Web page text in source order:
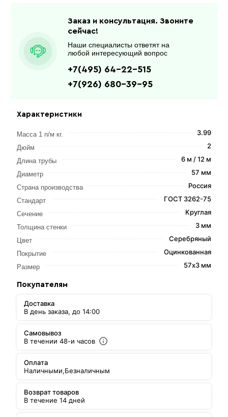
Характеристики
Масса 1 п/м кг. 3.99
Дюйм 2
Длина трубы 6 м / 12 м
Диаметр 57 мм
Страна производства Россия
Стандарт ГОСТ 3262-75
Сечение Круглая
Толщина стенки 3 мм
Цвет Серебряный
Покрытие Оцинкованная
Размер 57х3 мм
Покупателям
Доставка
В день заказа, до 14:00
Самовывоз
В течении 48-и часов
Оплата
Наличными,Безналичным
Возврат товаров
В течение 14 дней
Заказ и консультация. Звоните
сейчас!
Наши специалисты ответят на
любой интересующий вопрос
+7(495) 64-22-515
+7(926) 680-39-95